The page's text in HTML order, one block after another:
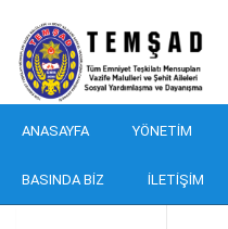
ANASAYFA YÖNETIM
BASINDA BIZ İLETIŞIM